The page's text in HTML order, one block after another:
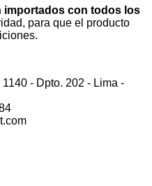
importados con todos los
para que el producto
- Dpto. 202 - Lima -